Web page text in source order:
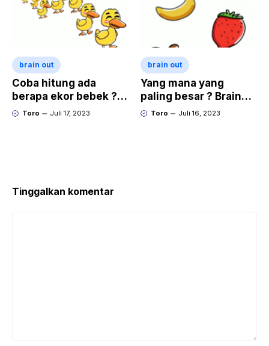
brain out
Coba hitung ada
berapa ekor bebek ?
Brain Out Level 2
Toro Juli 17, 2023
brain out
Yang mana yang
paling besar ? Brain
Out Level 1
Toro Juli 16, 2023
Tinggalkan komentar